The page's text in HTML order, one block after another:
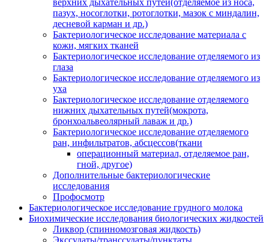
пазух, носоглотки, ротоглотки, мазок с миндалин,
десневой карман и др.)
Бактериологическое исследование материала с
кожи, мягких тканей
Бактериологическое исследование отделяемого из
глаза
Бактериологическое исследование отделяемого из
уха
Бактериологическое исследование отделяемого
нижних дыхательных путей(мокрота,
бронхоальвеолярный лаваж и др.)
Бактериологическое исследование отделяемого
ран, инфильтратов, абсцессов(ткани
операционный материал, отделяемое ран,
гной, другое)
Дополнительные бактериологические
исследования
Профосмотр
Бактериологическое исследование грудного молока
Биохимические исследования биологических жидкостей
Ликвор (спинномозговая жидкость)
Экссудаты/транссудаты/пунктаты